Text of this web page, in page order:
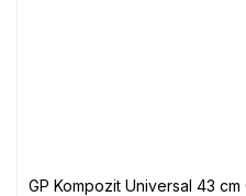
GP Kompozit Universal 43 cm